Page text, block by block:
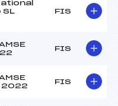
SL
FIS
FIS
2022
FIS